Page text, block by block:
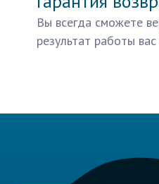
Вы всегда сможете
результат работы